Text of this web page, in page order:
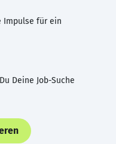
Impulse für ein
Deine Job-Suche